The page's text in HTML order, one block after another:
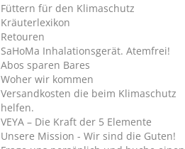
Füttern für den Klimaschutz
Kräuterlexikon
Retouren
SaHoMa Inhalationsgerät. Atemfrei!
Abos sparen Bares
Woher wir kommen
Versandkosten die beim Klimaschutz
helfen.
VEYA – Die Kraft der 5 Elemente
Unsere Mission - Wir sind die Guten!